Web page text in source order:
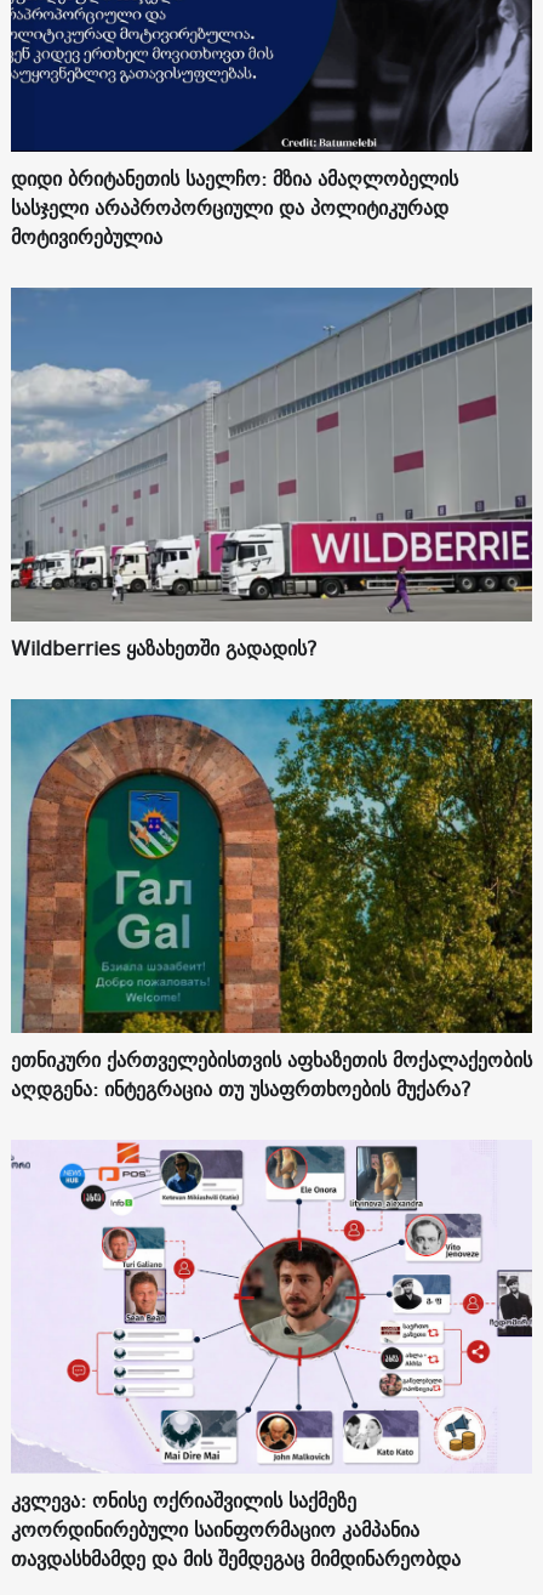
დიდი ბრიტანეთის საელჩო: მზია ამაღლობელის
სასჯელი არაპროპორციული და პოლიტიკურად
მოტივირებულია
Wildberries ყაზახეთში გადადის?
ეთნიკური ქართველებისთვის აფხაზეთის მოქალაქეობის
აღდგენა: ინტეგრაცია თუ უსაფრთხოების მუქარა?
კვლევა: ონისე ოქრიაშვილის საქმეზე
კოორდინირებული საინფორმაციო კამპანია
თავდასხმამდე და მის შემდეგაც მიმდინარეობდა